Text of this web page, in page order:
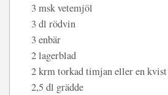
3 msk vetemjöl
3 dl rödvin
3 enbär
2 lagerblad
2 krm torkad timjan eller en
2,5 dl grädde